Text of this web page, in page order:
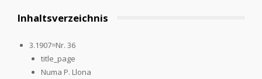
Inhaltsverzeichnis
3.1907=Nr. 36
title_page
Numa P. Llona